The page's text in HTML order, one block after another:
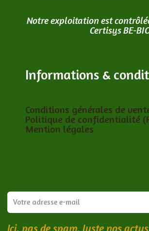
Notre exploitation est
Certisys BE-
Informations &
Conditions générales de
Politique de confidentialité
Mention légales
Ici, pas de spam. Juste nos